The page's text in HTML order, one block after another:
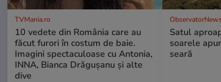
TVMania.ro
10 vedete din România care au
făcut furori în costum de baie.
Imagini spectaculoase cu Antonia,
INNA, Bianca Drăgușanu și alte
dive
Satul
soarele
seară